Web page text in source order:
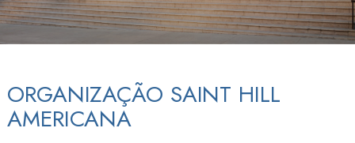
ORGANIZAÇÃO SAINT HILL
AMERICANA